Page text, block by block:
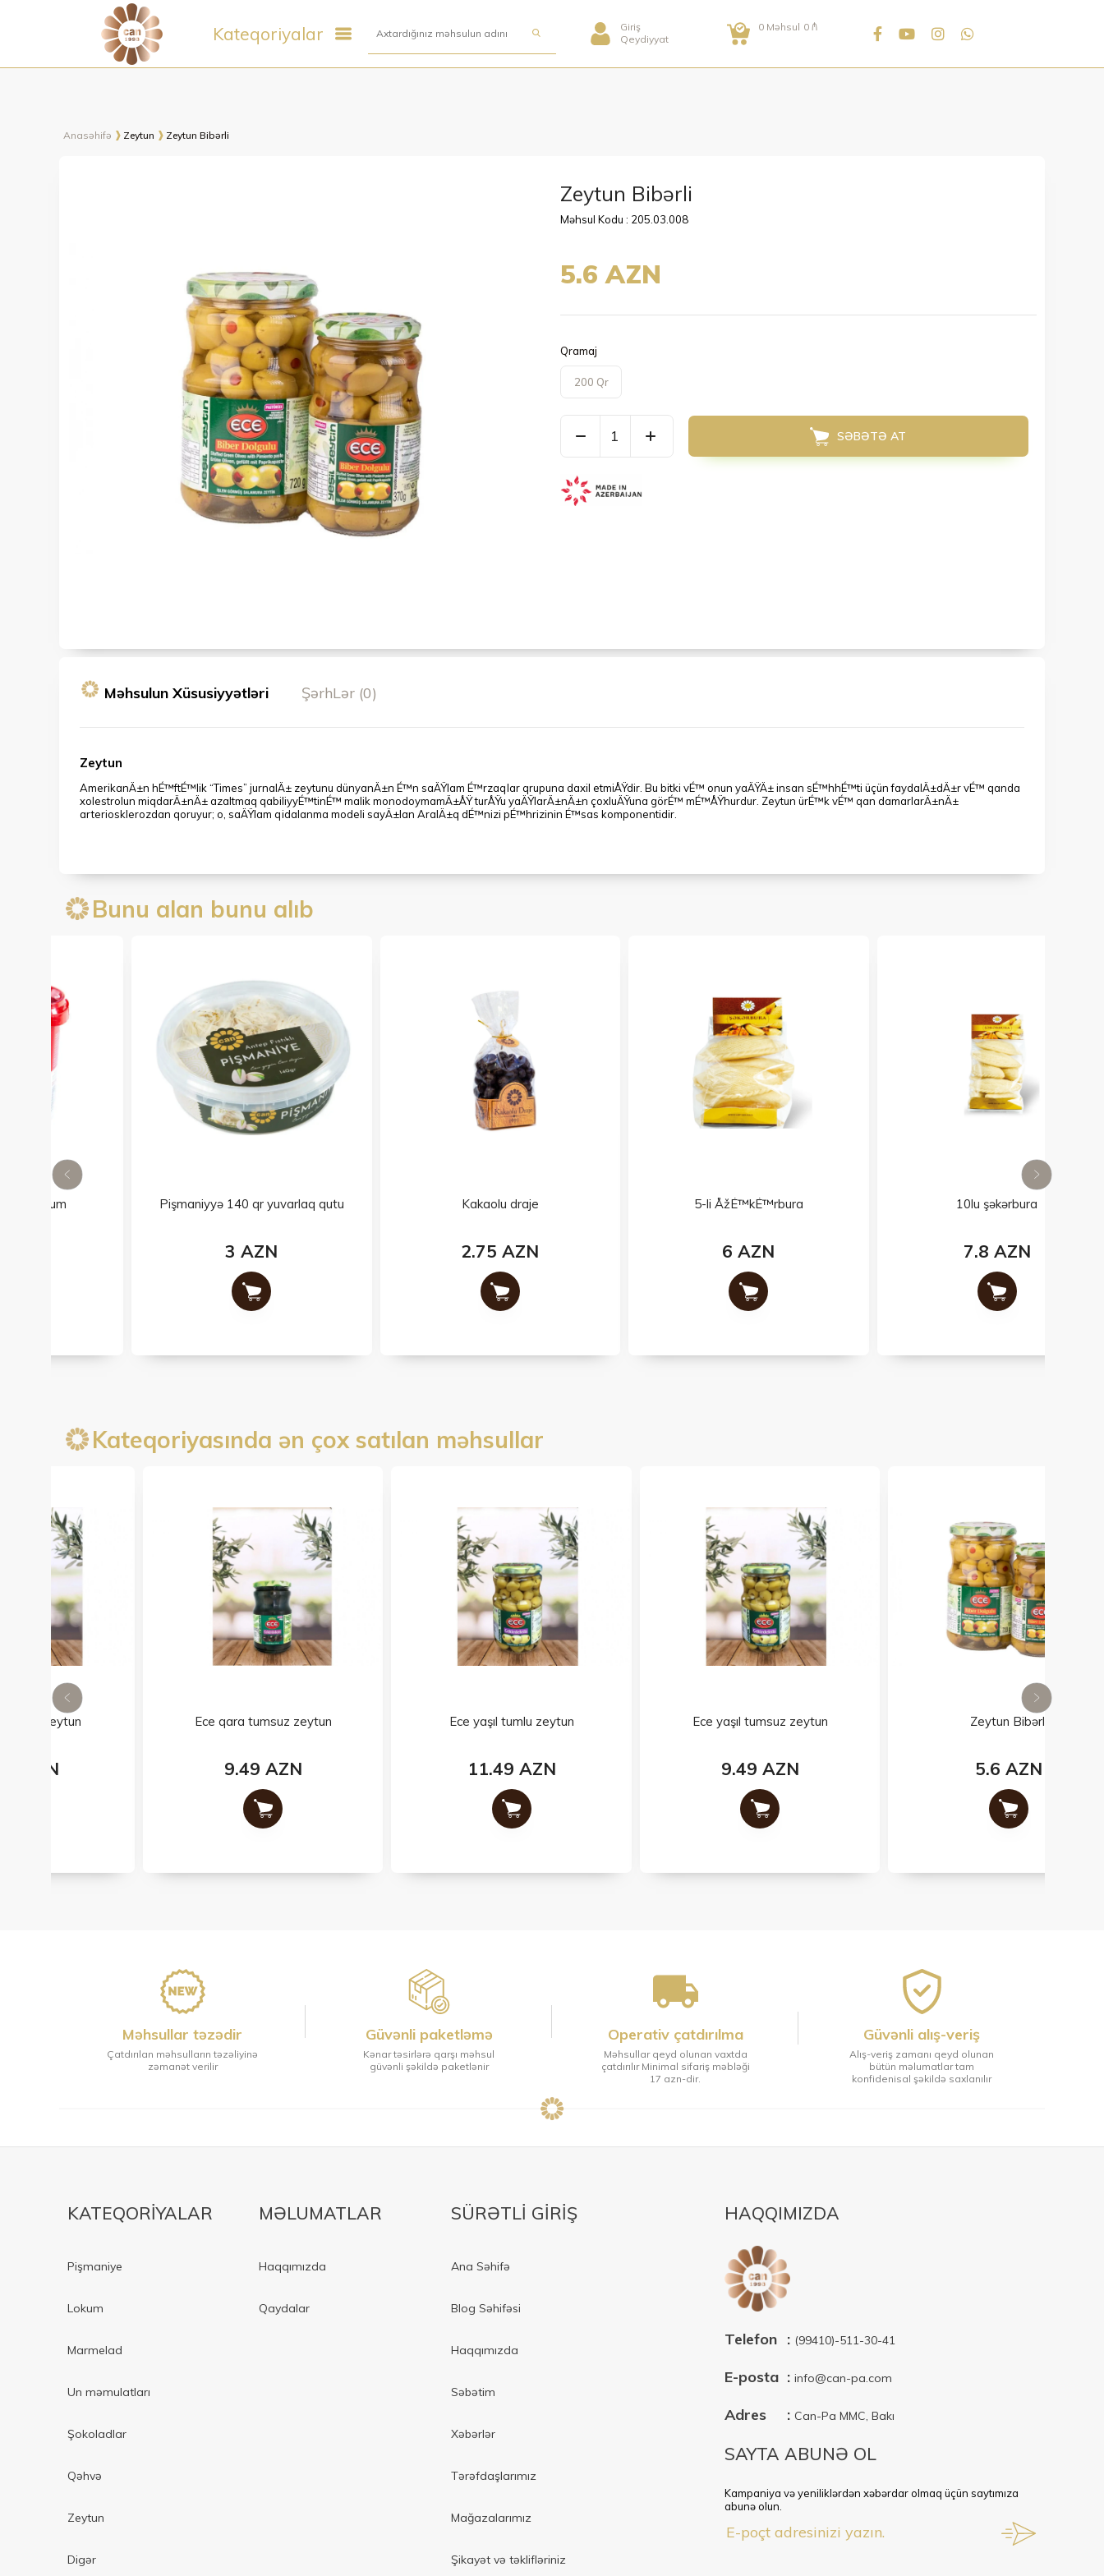
Kateqoriyalar
Giriş
Qeydiyyat
0 Məhsul 0₼
Anasəhifə Zeytun Zeytun Bibərli
Zeytun Bibərli
Məhsul Kodu : 205.03.008
5.6 AZN
Qramaj
200 Qr
SƏBƏTƏ AT
Məhsulun Xüsusiyyətləri ŞərhLər (0)
Zeytun
AmerikanÄ±n hÉ™ftÉ™lik “Times” jurnalÄ± zeytunu dünyanÄ±n É™n saÄŸlam É™rzaqlar qrupuna daxil etmiÅŸdir. Bu bitki vÉ™ onun yaÄŸÄ± insan sÉ™hhÉ™ti üçün faydalÄ±dÄ±r vÉ™ qanda
xolestrolun miqdarÄ±nÄ± azaltmaq qabiliyyÉ™tinÉ™ malik monodoymamÄ±ÅŸ turÅŸu yaÄŸlarÄ±nÄ±n çoxluÄŸuna görÉ™ mÉ™ÅŸhurdur. Zeytun ürÉ™k vÉ™ qan damarlarÄ±nÄ±
arteriosklerozdan qoruyur; o, saÄŸlam qidalanma modeli sayÄ±lan AralÄ±q dÉ™nizi pÉ™hrizinin É™sas komponentidir.
Bunu alan bunu alıb
Pişmaniyyə 140 qr yuvarlaq qutu Kakaolu draje
2.75 AZN
5-li ÅžÉ™kÉ™rbura 10lu şəkərbura
Kateqoriyasında ən çox satılan məhsullar
Ece qara tumsuz zeytun Ece yaşıl tumlu zeytun
11.49 AZN
Ece yaşıl tumsuz zeytun
Məhsullar təzədir
Çatdırılan məhsulların təzəliyinə
zəmanət verilir
Güvənli paketləmə
Kənar təsirlərə qarşı məhsul
güvənli şəkildə paketlənir
Operativ çatdırılma
Məhsullar qeyd olunan vaxtda
çatdırılır Minimal sifariş məbləği
17 azn-dir.
Güvənli alış-veriş
Alış-veriş zamanı qeyd olunan
bütün məlumatlar tam
konfidenisal şəkildə saxlanılır
KATEQORIYALAR
Pişmaniye
Lokum
Marmelad
Un məmulatları
Şokoladlar
Qəhvə
Zeytun
Digər
MƏLUMATLAR
Haqqımızda
Qaydalar
SÜRƏTLİ GİRİŞ
Ana Səhifə
Blog Səhifəsi
Haqqımızda
Səbətim
Xəbərlər
Tərəfdaşlarımız
Mağazalarımız
Şikayət və təklifləriniz
HAQQIMIZDA
Telefon : (99410)-511-30-41
E-posta : info@can-pa.com
Adres : Can-Pa MMC, Bakı
SAYTA ABUNƏ OL
Kampaniya və yeniliklərdən xəbərdar olmaq üçün saytımıza
abunə olun.